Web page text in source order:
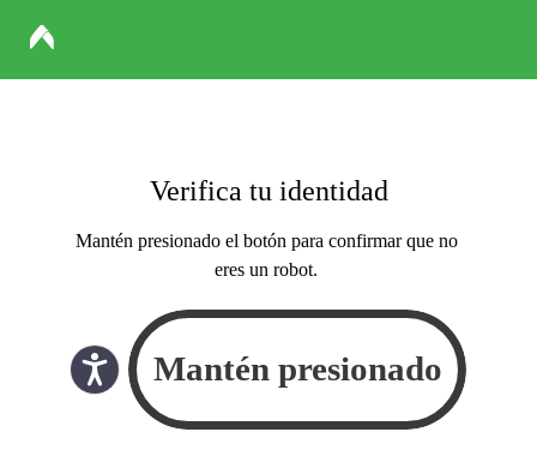
Verifica tu identidad
Mantén presionado el botón para confirmar que no
eres un robot.